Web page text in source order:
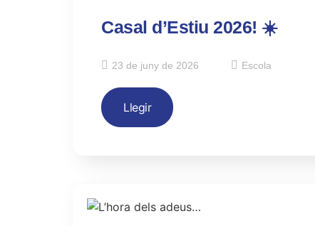
Casal d’Estiu 2026! ☀️
23 de juny de 2026 Escola
Llegir